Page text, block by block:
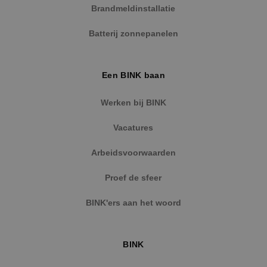
Brandmeldinstallatie
Batterij zonnepanelen
Een BINK baan
Werken bij BINK
Vacatures
Arbeidsvoorwaarden
Proef de sfeer
BINK'ers aan het woord
BINK
PHPSESSID
PHP.net